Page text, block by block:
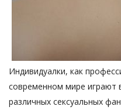
Индивидуалки, как
современном мире играют
различных сексуальных